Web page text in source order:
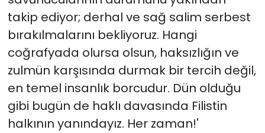
takip ediyor; derhal ve sağ salim serbest
bırakılmalarını bekliyoruz. Hangi
coğrafyada olursa olsun, haksızlığın ve
zulmün karşısında durmak bir tercih değil,
en temel insanlık borcudur. Dün olduğu
gibi bugün de haklı davasında Filistin
halkının yanındayız. Her zaman!'